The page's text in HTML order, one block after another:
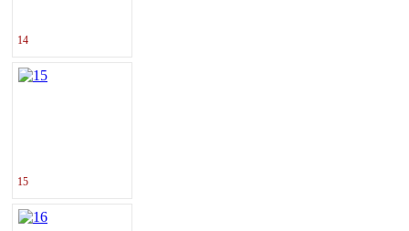
14
15